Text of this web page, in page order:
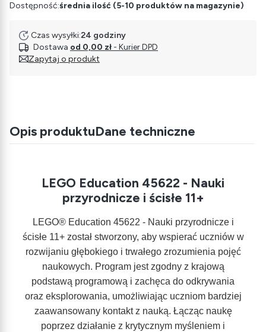
Dostępność:średnia ilość (5-10 produktów na magazynie)
Czas wysyłki:24 godziny
Dostawa od 0,00 zł - Kurier DPD
Zapytaj o produkt
Opis produktuDane techniczne
LEGO Education 45622 - Nauki
przyrodnicze i ścisłe 11+
LEGO® Education 45622 - Nauki przyrodnicze i
ścisłe 11+ został stworzony, aby wspierać uczniów w
rozwijaniu głębokiego i trwałego zrozumienia pojęć
naukowych. Program jest zgodny z krajową
podstawą programową i zachęca do odkrywania
oraz eksplorowania, umożliwiając uczniom bardziej
zaawansowany kontakt z nauką. Łącząc naukę
poprzez działanie z krytycznym myśleniem i